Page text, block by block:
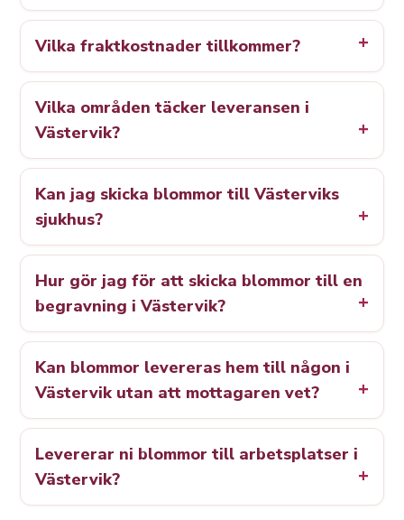
Vilka fraktkostnader tillkommer?
Vilka områden täcker leveransen i
Västervik?
Kan jag skicka blommor till Västerviks
sjukhus?
Hur gör jag för att skicka blommor till en
begravning i Västervik?
Kan blommor levereras hem till någon i
Västervik utan att mottagaren vet?
Levererar ni blommor till arbetsplatser i
Västervik?